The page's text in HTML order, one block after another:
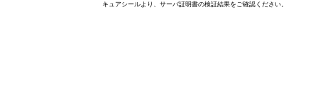
キュアシールより、サーバ証明書の検証結果をご確認ください。